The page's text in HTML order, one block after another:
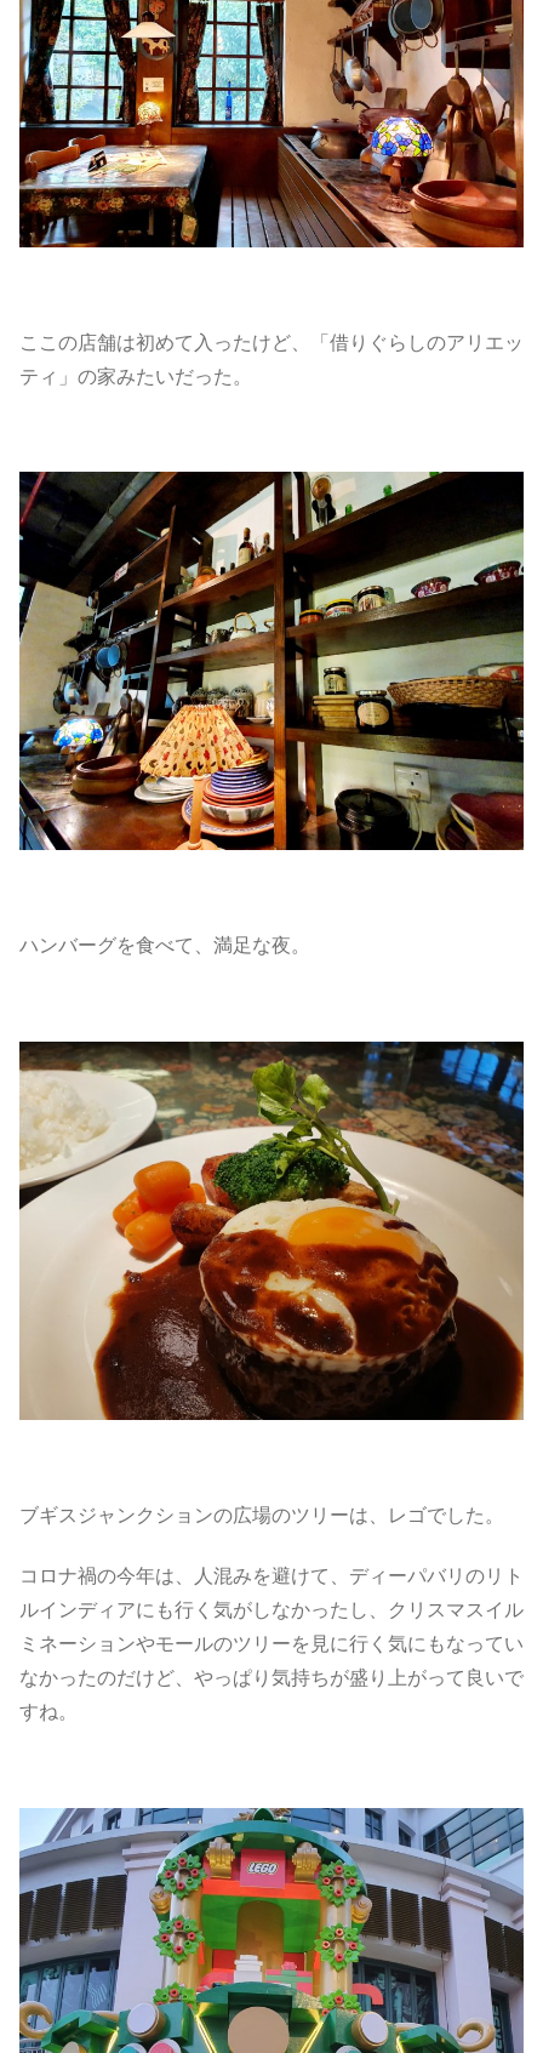
ここの店舗は初めて入ったけど、「借りぐらしのアリエッ
ティ」の家みたいだった。
ハンバーグを食べて、満足な夜。
ブギスジャンクションの広場のツリーは、レゴでした。
コロナ禍の今年は、人混みを避けて、ディーパバリのリト
ルインディアにも行く気がしなかったし、クリスマスイル
ミネーションやモールのツリーを見に行く気にもなってい
なかったのだけど、やっぱり気持ちが盛り上がって良いで
すね。